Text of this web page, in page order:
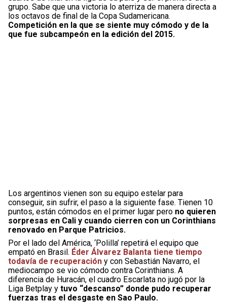
grupo. Sabe que una victoria lo aterriza de manera directa a
los octavos de final de la Copa Sudamericana.
Competición en la que se siente muy cómodo y de la
que fue subcampeón en la edición del 2015.
Los argentinos vienen son su equipo estelar para
conseguir, sin sufrir, el paso a la siguiente fase. Tienen 10
puntos, están cómodos en el primer lugar pero no quieren
sorpresas en Cali y cuando cierren con un Corinthians
renovado en Parque Patricios.
Por el lado del América, ‘Polilla’ repetirá el equipo que
empató en Brasil. Éder Álvarez Balanta tiene tiempo
todavía de recuperación y con Sebastián Navarro, el
mediocampo se vio cómodo contra Corinthians. A
diferencia de Huracán, el cuadro Escarlata no jugó por la
Liga Betplay y tuvo “descanso” donde pudo recuperar
fuerzas tras el desgaste en Sao Paulo.